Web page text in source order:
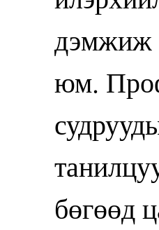
дэмжиж
юм.
бөгөөд